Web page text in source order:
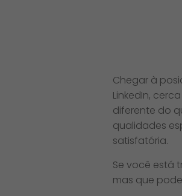
Chegar à
LinkedIn,
diferente do
qualidades
satisfatória.
Se você está
mas que